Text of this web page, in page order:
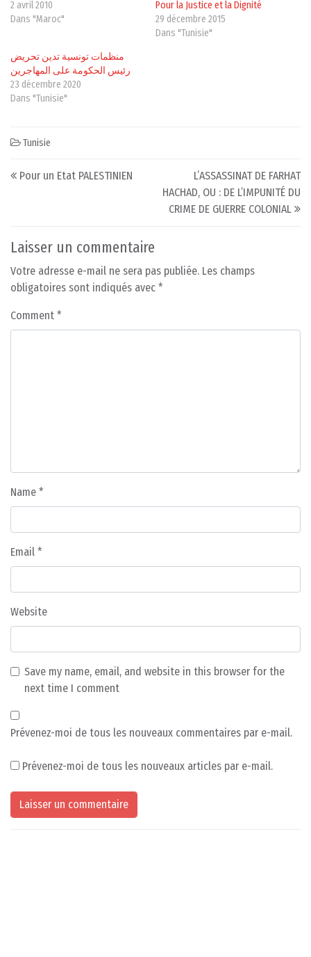
2 avril 2010
Dans "Maroc"
Pour la Justice et la Dignité
29 décembre 2015
Dans "Tunisie"
منظمات تونسية تدين تحريض
رئيس الحكومة على المهاجرين
23 décembre 2020
Dans "Tunisie"
Tunisie
Post navigation
Pour un Etat PALESTINIEN
L’ASSASSINAT DE FARHAT
HACHAD, OU : DE L’IMPUNITÉ DU
CRIME DE GUERRE COLONIAL
Laisser un commentaire
Votre adresse e-mail ne sera pas publiée. Les champs
obligatoires sont indiqués avec *
Comment *
Name *
Email *
Website
Save my name, email, and website in this browser for the
next time I comment
Prévenez-moi de tous les nouveaux commentaires par e-mail.
Prévenez-moi de tous les nouveaux articles par e-mail.